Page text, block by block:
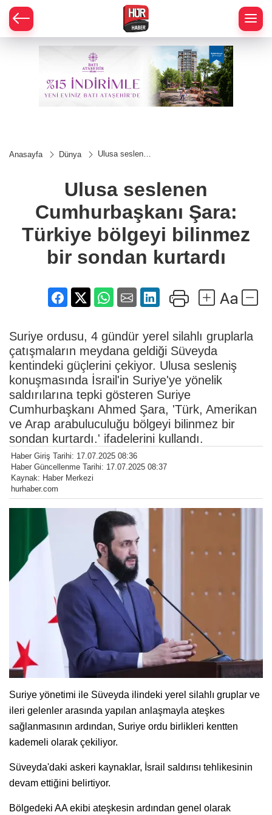
Anasayfa Dünya
Ulusa seslenen
bilinmez bir
Ulusa seslenen
Cumhurbaşkanı Şara:
Türkiye bölgeyi bilinmez
bir sondan kurtardı
Suriye ordusu, 4 gündür yerel silahlı gruplarla
çatışmaların meydana geldiği Süveyda
kentindeki güçlerini çekiyor. Ulusa sesleniş
konuşmasında İsrail'in Suriye'ye yönelik
saldırılarına tepki gösteren Suriye
Cumhurbaşkanı Ahmed Şara, 'Türk, Amerikan
ve Arap arabuluculuğu bölgeyi bilinmez bir
sondan kurtardı.' ifadelerini kullandı.
Haber Giriş Tarihi: 17.07.2025 08:36
Haber Güncellenme Tarihi: 17.07.2025 08:37
Kaynak: Haber Merkezi
hurhaber.com
Suriye yönetimi ile Süveyda ilindeki yerel silahlı gruplar ve
ileri gelenler arasında yapılan anlaşmayla ateşkes
sağlanmasının ardından, Suriye ordu birlikleri kentten
kademeli olarak çekiliyor.
Süveyda'daki askeri kaynaklar, İsrail saldırısı tehlikesinin
devam ettiğini belirtiyor.
Bölgedeki AA ekibi ateşkesin ardından genel olarak